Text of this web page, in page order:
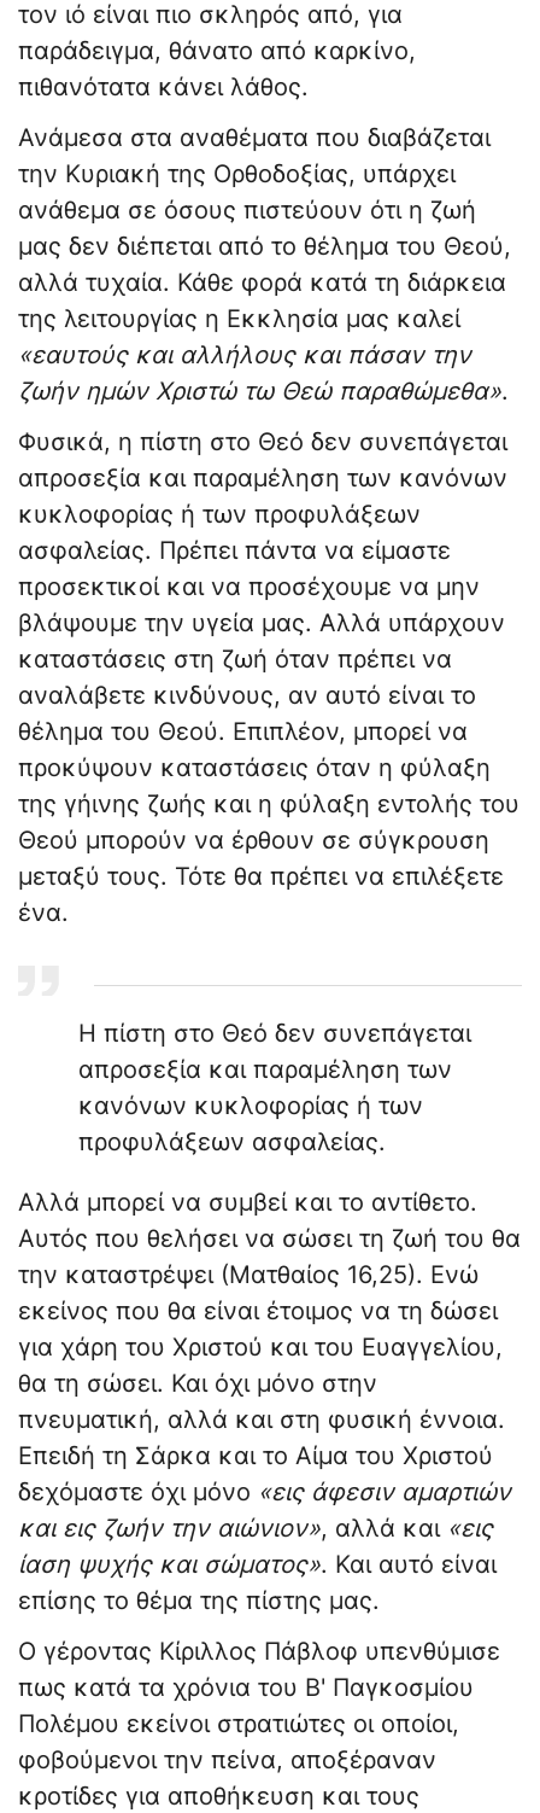
τον ιό είναι πιο σκληρός από, για
παράδειγμα, θάνατο από καρκίνο,
πιθανότατα κάνει λάθος.
Ανάμεσα στα αναθέματα που διαβάζεται
την Κυριακή της Ορθοδοξίας, υπάρχει
ανάθεμα σε όσους πιστεύουν ότι η ζωή
μας δεν διέπεται από το θέλημα του Θεού,
αλλά τυχαία. Κάθε φορά κατά τη διάρκεια
της λειτουργίας η Εκκλησία μας καλεί
«εαυτούς και αλλήλους και πάσαν την
ζωήν ημών Χριστώ τω Θεώ παραθώμεθα».
Φυσικά, η πίστη στο Θεό δεν συνεπάγεται
απροσεξία και παραμέληση των κανόνων
κυκλοφορίας ή των προφυλάξεων
ασφαλείας. Πρέπει πάντα να είμαστε
προσεκτικοί και να προσέχουμε να μην
βλάψουμε την υγεία μας. Αλλά υπάρχουν
καταστάσεις στη ζωή όταν πρέπει να
αναλάβετε κινδύνους, αν αυτό είναι το
θέλημα του Θεού. Επιπλέον, μπορεί να
προκύψουν καταστάσεις όταν η φύλαξη
της γήινης ζωής και η φύλαξη εντολής του
Θεού μπορούν να έρθουν σε σύγκρουση
μεταξύ τους. Τότε θα πρέπει να επιλέξετε
ένα.
Η πίστη στο Θεό δεν συνεπάγεται
απροσεξία και παραμέληση των
κανόνων κυκλοφορίας ή των
προφυλάξεων ασφαλείας.
Αλλά μπορεί να συμβεί και το αντίθετο.
Αυτός που θελήσει να σώσει τη ζωή του θα
την καταστρέψει (Ματθαίος 16,25). Ενώ
εκείνος που θα είναι έτοιμος να τη δώσει
για χάρη του Χριστού και του Ευαγγελίου,
θα τη σώσει. Και όχι μόνο στην
πνευματική, αλλά και στη φυσική έννοια.
Επειδή τη Σάρκα και το Αίμα του Χριστού
δεχόμαστε όχι μόνο «εις άφεσιν αμαρτιών
και εις ζωήν την αιώνιον», αλλά και «εις
ίαση ψυχής και σώματος». Και αυτό είναι
επίσης το θέμα της πίστης μας.
Ο γέροντας Κίριλλος Πάβλοφ υπενθύμισε
πως κατά τα χρόνια του Β' Παγκοσμίου
Πολέμου εκείνοι στρατιώτες οι οποίοι,
φοβούμενοι την πείνα, αποξέραναν
κροτίδες για αποθήκευση και τους